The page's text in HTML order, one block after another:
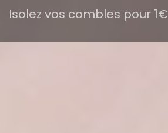
Isolez vos combles pour 1€